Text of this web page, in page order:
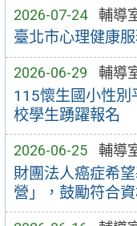
2026-07-24 輔導
臺北市心理健康
2026-06-29 輔導
115懷生國小性別
校學生踴躍報名
2026-06-25 輔導
財團法人癌症希
營」，鼓勵符合